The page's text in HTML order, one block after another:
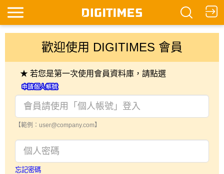
歡迎使用 DIGITIMES 會員
★ 若您是第一次使用會員資料庫，請點選
【範例：user@company.com】
忘記密碼